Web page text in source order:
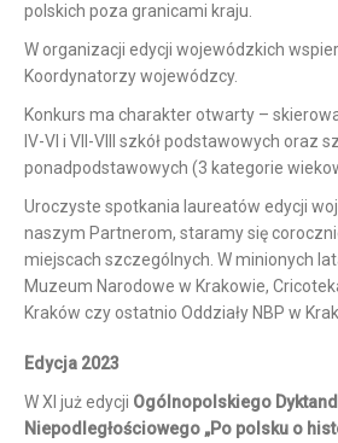
polskich poza granicami kraju.
W organizacji edycji wojewódzkich
Koordynatorzy wojewódzcy.
Konkurs ma charakter otwarty –
IV-VI i VII-VIII szkół podstawowych oraz
ponadpodstawowych (3 kategorie
Uroczyste spotkania laureatów edycji
naszym Partnerom, staramy się
miejscach szczególnych. W minionych
Muzeum Narodowe w Krakowie,
Kraków czy ostatnio Oddziały NBP w
Edycja 2023
W XI już edycji Ogólnopolskiego
Niepodległościowego „Po polsku o